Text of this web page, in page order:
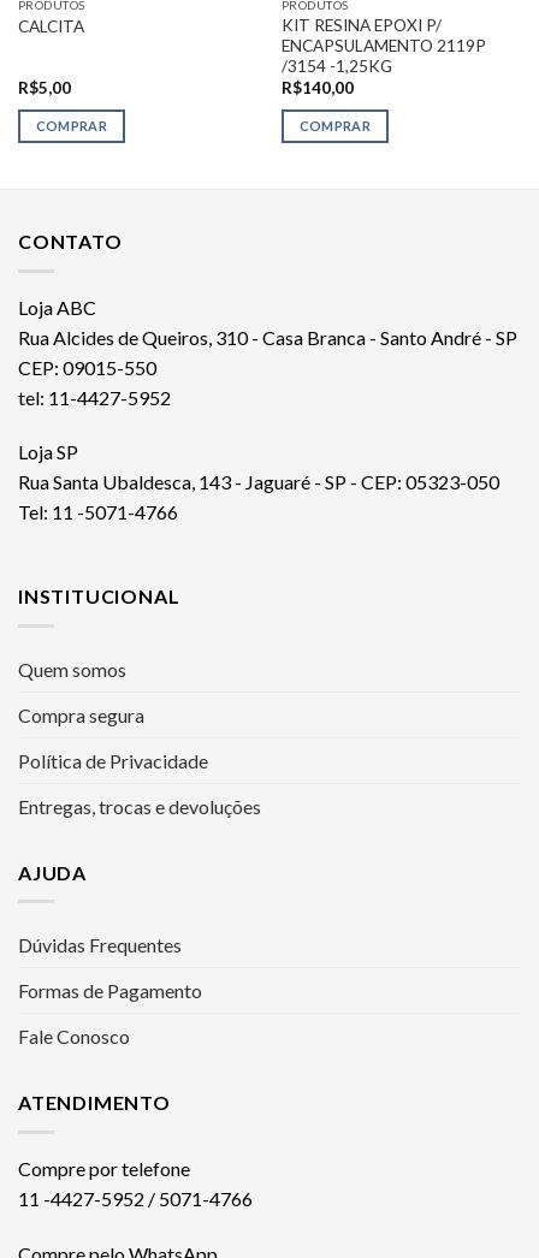
PRODUTOS
CALCITA
R$5,00
COMPRAR
PRODUTOS
KIT RESINA EPOXI P/
ENCAPSULAMENTO 2119P
/3154 -1,25KG
R$140,00
COMPRAR
CONTATO
Loja ABC
Rua Alcides de Queiros, 310 - Casa Branca - Santo André - SP
CEP: 09015-550
tel: 11-4427-5952
Loja SP
Rua Santa Ubaldesca, 143 - Jaguaré - SP - CEP: 05323-050
Tel: 11 -5071-4766
INSTITUCIONAL
Quem somos
Compra segura
Política de Privacidade
Entregas, trocas e devoluções
AJUDA
Dúvidas Frequentes
Formas de Pagamento
Fale Conosco
ATENDIMENTO
Compre por telefone
11 -4427-5952 / 5071-4766
Compre pelo WhatsApp